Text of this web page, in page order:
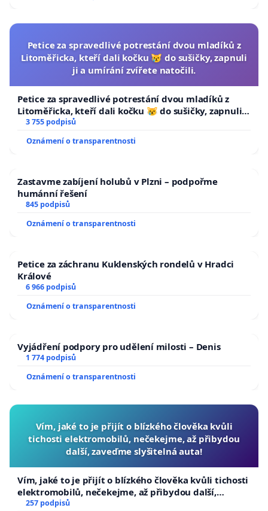
Petice za spravedlivé potrestání dvou mladíků z
Litoměřicka, kteří dali kočku 😿 do sušičky, zapnuli
ji a umírání zvířete natočili.
Petice za spravedlivé potrestání dvou mladíků z
Litoměřicka, kteří dali kočku 😿 do sušičky, zapnuli ji
a umírání zvířete natočili.
3 755 podpisů
Oznámení o transparentnosti
Zastavme zabíjení holubů v Plzni – podpořme
humánní řešení
845 podpisů
Oznámení o transparentnosti
Petice za záchranu Kuklenských rondelů v Hradci
Králové
6 966 podpisů
Oznámení o transparentnosti
Vyjádření podpory pro udělení milosti – Denis
1 774 podpisů
Oznámení o transparentnosti
Vím, jaké to je přijít o blízkého člověka kvůli
tichosti elektromobilů, nečekejme, až přibydou
další, zaveďme slyšitelná auta!
Vím, jaké to je přijít o blízkého člověka kvůli tichosti
elektromobilů, nečekejme, až přibydou další,
zaveďme slyšitelná auta!
257 podpisů